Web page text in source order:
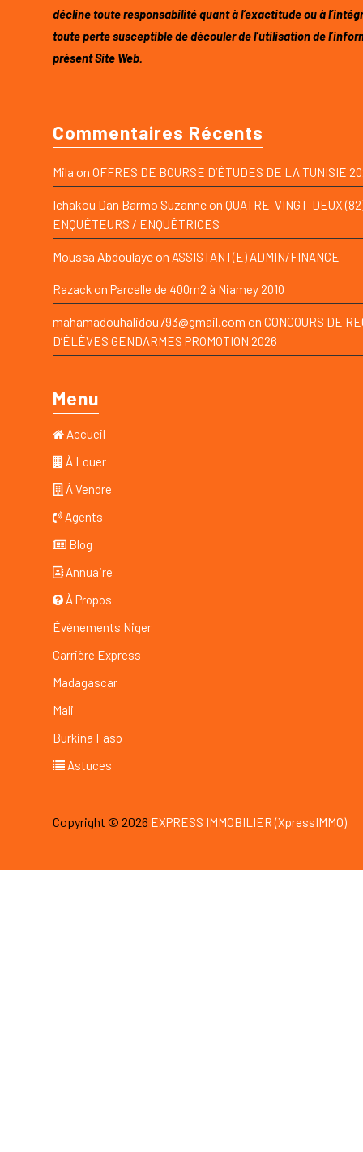
décline toute responsabilité quant à l’exactitude ou à
toute perte susceptible de découler de l’utilisation de
présent Site Web.
Commentaires Récents
Mila on OFFRES DE BOURSE D’ÉTUDES DE LA TUNISIE
Ichakou Dan Barmo Suzanneon QUATRE-VINGT-DEUX
ENQUÊTEURS / ENQUÊTRICES
Moussa Abdoulayeon ASSISTANT(E) ADMIN/FINANCE
Razackon Parcelle de 400m2 à Niamey 2010
mahamadouhalidou793@gmail.com on CONCOURS DE
D’ÉLÈVES GENDARMES PROMOTION 2026
Menu
Accueil
À Louer
À Vendre
Agents
Blog
Annuaire
À Propos
Événements Niger
Carrière Express
Madagascar
Mali
Burkina Faso
Astuces
Copyright © 2026 EXPRESS IMMOBILIER (XpressIMMO)